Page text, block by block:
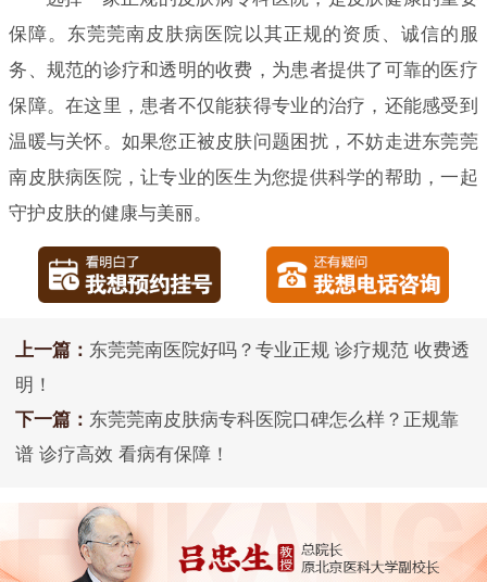
保障。东莞莞南皮肤病医院以其正规的资质、诚信的服
务、规范的诊疗和透明的收费，为患者提供了可靠的医疗
保障。在这里，患者不仅能获得专业的治疗，还能感受到
温暖与关怀。如果您正被皮肤问题困扰，不妨走进东莞莞
南皮肤病医院，让专业的医生为您提供科学的帮助，一起
守护皮肤的健康与美丽。
上一篇： 东莞莞南医院好吗？专业正规 诊疗规范 收费透
明！
下一篇： 东莞莞南皮肤病专科医院口碑怎么样？正规靠
谱 诊疗高效 看病有保障！